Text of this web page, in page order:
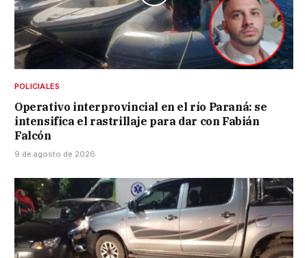
POLICIALES
Operativo interprovincial en el río Paraná: se
intensifica el rastrillaje para dar con Fabián
Falcón
9 de agosto de 2026